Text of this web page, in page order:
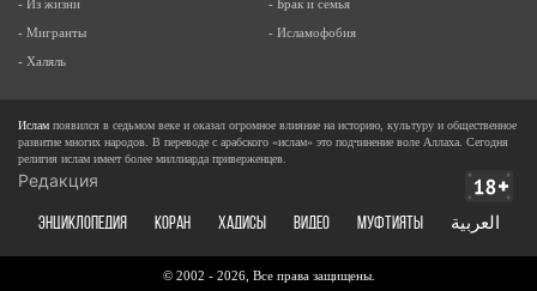
- Из жизни
- Мигранты
- Халяль
- Брак и семья
- Исламофобия
Ислам появился в седьмом веке и оказал огромное влияние на историю, культуру и общественное
развитие многих народов. В переводе с арабского «ислам» это подчинение воле Аллаха. Сегодня
религия ислам имеет более миллиарда приверженцев.
Редакция
ЭНЦИКЛОПЕДИЯ КОРАН ХАДИСЫ ВИДЕО Муфтияты العربية
© 2002 - 2026, Все права защищены.